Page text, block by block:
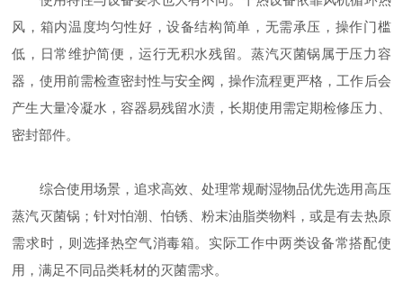
风，箱内温度均匀性好，设备结构简单，无需承压，操作门槛
低，日常维护简便，运行无积水残留。蒸汽灭菌锅属于压力容
器，使用前需检查密封性与安全阀，操作流程更严格，工作后会
产生大量冷凝水，容器易残留水渍，长期使用需定期检修压力、
密封部件。
综合使用场景，追求高效、处理常规耐湿物品优先选用高压
蒸汽灭菌锅；针对怕潮、怕锈、粉末油脂类物料，或是有去热原
需求时，则选择热空气消毒箱。实际工作中两类设备常搭配使
用，满足不同品类耗材的灭菌需求。